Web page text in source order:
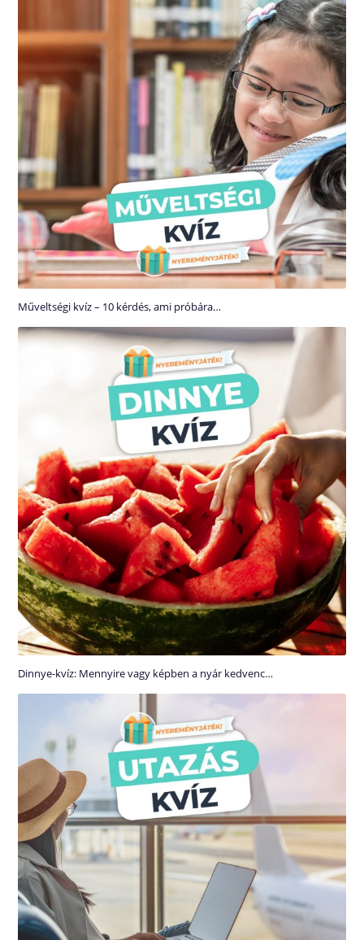
Műveltségi kvíz – 10 kérdés, ami próbára…
Dinnye-kvíz: Mennyire vagy képben a nyár kedvenc…